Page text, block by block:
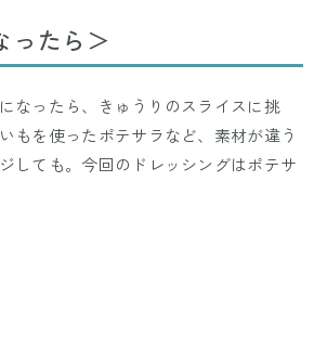
ったら＞
なったら、きゅうりのスライスに挑
もを使ったポテサラなど、素材が違う
しても。今回のドレッシングはポテサ